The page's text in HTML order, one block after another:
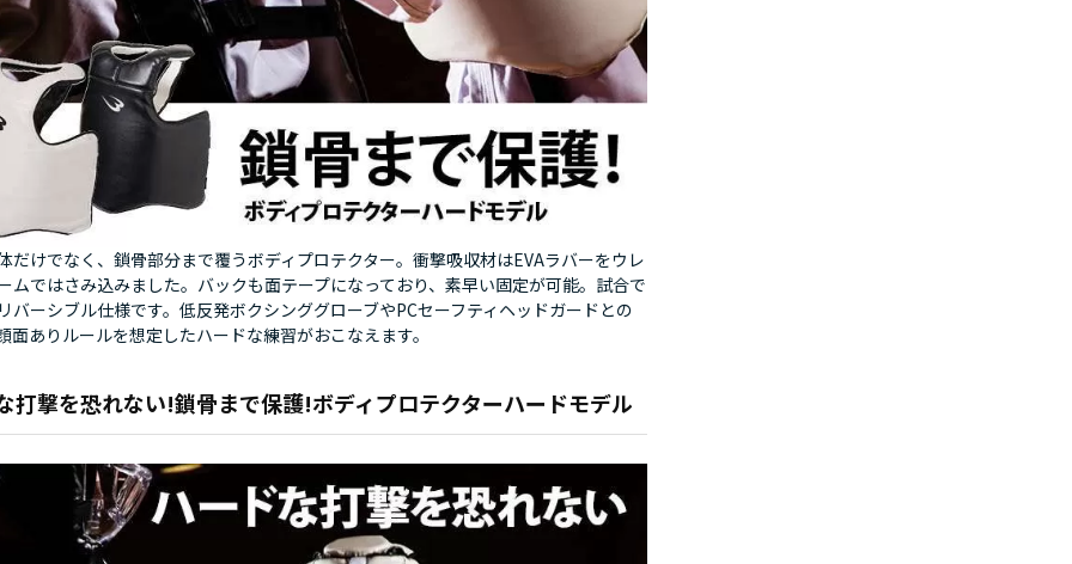
だけでなく、鎖骨部分まで覆うボディプロテクター。衝撃吸収材はEVAラバーをウレ
ムではさみ込みました。バックも面テープになっており、素早い固定が可能。試合で
バーシブル仕様です。低反発ボクシンググローブやPCセーフティヘッドガードとの
面ありルールを想定したハードな練習がおこなえます。
打撃を恐れない!鎖骨まで保護!ボディプロテクターハードモデル